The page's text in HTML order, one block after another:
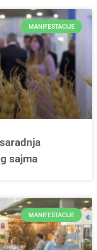
MANIFESTACIJE
sajma
MANIFESTACIJE